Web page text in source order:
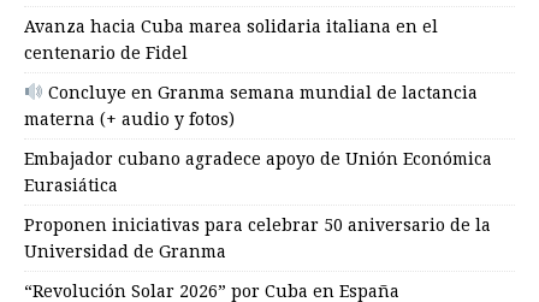
Avanza hacia Cuba marea solidaria italiana en el
centenario de Fidel
Concluye en Granma semana mundial de lactancia
materna (+ audio y fotos)
Embajador cubano agradece apoyo de Unión Económica
Eurasiática
Proponen iniciativas para celebrar 50 aniversario de la
Universidad de Granma
“Revolución Solar 2026” por Cuba en España